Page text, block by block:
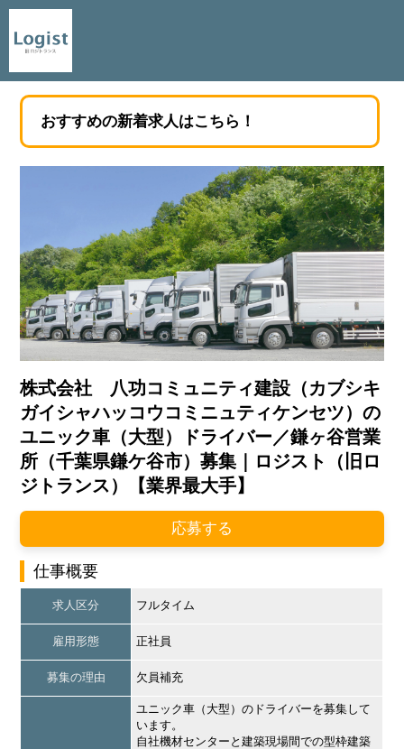
おすすめの新着求人はこちら！
株式会社 八功コミュニティ建設（カブシキ
ガイシャハッコウコミニュティケンセツ）の
ユニック車（大型）ドライバー／鎌ヶ谷営業
所（千葉県鎌ケ谷市）募集｜ロジスト（旧ロ
ジトランス）【業界最大手】
応募する
仕事概要
求人区分 フルタイム
雇用形態 正社員
募集の理由 欠員補充
ユニック車（大型）のドライバーを募集して
います。
自社機材センターと建築現場間での型枠建築